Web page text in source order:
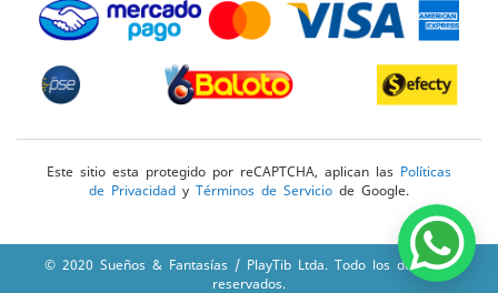
Este sitio esta protegido por reCAPTCHA, aplican las Políticas
de Privacidad y Términos de Servicio de Google.
© 2020 Sueños & Fantasías / PlayTib Ltda. Todo los derechos
reservados.